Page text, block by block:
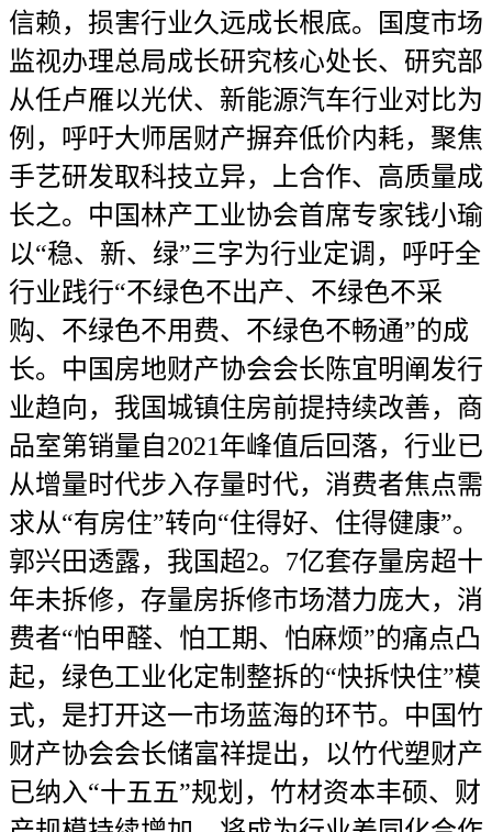
信赖，损害行业久远成长根底。国度市场
监视办理总局成长研究核心处长、研究部
从任卢雁以光伏、新能源汽车行业对比为
例，呼吁大师居财产摒弃低价内耗，聚焦
手艺研发取科技立异，上合作、高质量成
长之。中国林产工业协会首席专家钱小瑜
以“稳、新、绿”三字为行业定调，呼吁全
行业践行“不绿色不出产、不绿色不采
购、不绿色不用费、不绿色不畅通”的成
长。中国房地财产协会会长陈宜明阐发行
业趋向，我国城镇住房前提持续改善，商
品室第销量自2021年峰值后回落，行业已
从增量时代步入存量时代，消费者焦点需
求从“有房住”转向“住得好、住得健康”。
郭兴田透露，我国超2。7亿套存量房超十
年未拆修，存量房拆修市场潜力庞大，消
费者“怕甲醛、怕工期、怕麻烦”的痛点凸
起，绿色工业化定制整拆的“快拆快住”模
式，是打开这一市场蓝海的环节。中国竹
财产协会会长储富祥提出，以竹代塑财产
已纳入“十五五”规划，竹材资本丰硕、财